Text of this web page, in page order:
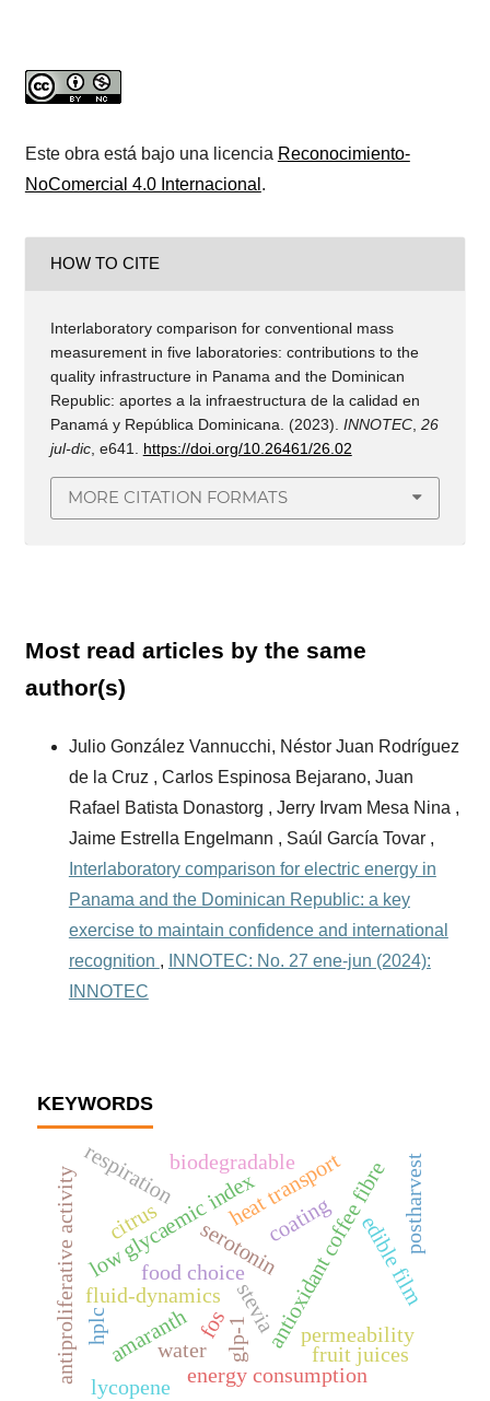
Este obra está bajo una licencia Reconocimiento-
NoComercial 4.0 Internacional .
HOW TO CITE
Interlaboratory comparison for conventional mass
measurement in five laboratories: contributions to the
quality infrastructure in Panama and the Dominican
Republic: aportes a la infraestructura de la calidad en
Panamá y República Dominicana. (2023). INNOTEC, 26
jul-dic, e641. https://doi.org/10.26461/26.02
MORE CITATION FORMATS
Most read articles by the same
author(s)
Julio González Vannucchi, Néstor Juan Rodríguez
de la Cruz , Carlos Espinosa Bejarano, Juan
Rafael Batista Donastorg , Jerry Irvam Mesa Nina ,
Jaime Estrella Engelmann , Saúl García Tovar ,
Interlaboratory comparison for electric energy in
Panama and the Dominican Republic: a key
exercise to maintain confidence and international
recognition ,
INNOTEC: No. 27 ene-jun (2024):
INNOTEC
KEYWORDS
antioxidant coffee fibre
fosglp-1
low glycaemic index
serotonin
stevia
coating edible film
biodegradable
permeability
respiration
fruit juices
antiproliferative activity energy consumption
fluid-dynamics
amaranth
heat transport
food choice
water
citrus
lycopene
postharvest
hplc